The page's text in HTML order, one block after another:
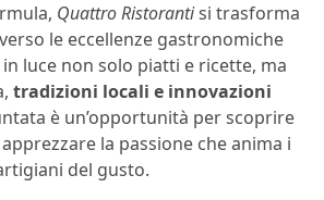
Quattro Ristorantisi trasforma
le eccellenze gastronomiche
luce non solo piatti e ricette, ma
tradizioni locali e innovazioni
è un’opportunità per scoprire
la passione che anima i
del gusto.